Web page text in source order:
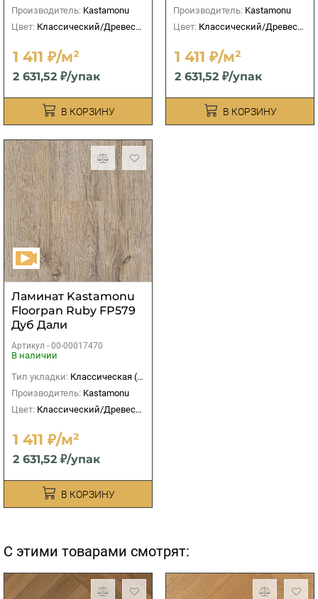
Производитель: Kastamonu
Цвет: Классический/Древесный
1 411 ₽/м²
2 631,52 ₽/упак
В КОРЗИНУ
Производитель: Kastamonu
Цвет: Классический/Древесный
1 411 ₽/м²
2 631,52 ₽/упак
В КОРЗИНУ
Ламинат Kastamonu
Floorpan Ruby FP579
Дуб Дали
Артикул - 00-00017470
В наличии
Тип укладки: Классическая (прямая)
Производитель: Kastamonu
Цвет: Классический/Древесный
1 411 ₽/м²
2 631,52 ₽/упак
В КОРЗИНУ
С этими товарами смотрят: